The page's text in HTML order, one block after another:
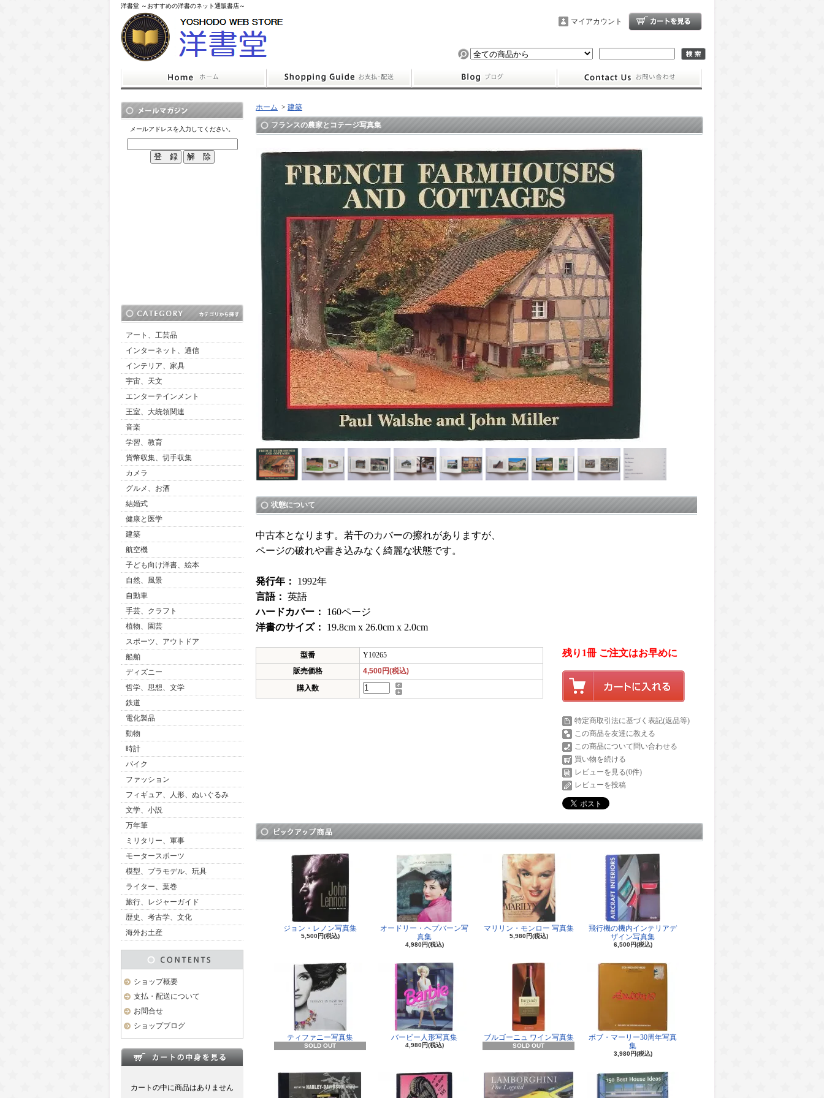
洋書堂 ～おすすめの洋書のネット通販書店～
マイアカウント
メールアドレスを入力してください。
アート、工芸品
インターネット、通信
インテリア、家具
宇宙、天文
エンターテインメント
王室、大統領関連
音楽
学習、教育
貨幣収集、切手収集
カメラ
グルメ、お酒
結婚式
健康と医学
建築
航空機
子ども向け洋書、絵本
自然、風景
自動車
手芸、クラフト
植物、園芸
スポーツ、アウトドア
船舶
ディズニー
哲学、思想、文学
鉄道
電化製品
動物
時計
バイク
ファッション
フィギュア、人形、ぬいぐるみ
文学、小説
万年筆
ミリタリー、軍事
モータースポーツ
模型、プラモデル、玩具
ライター、葉巻
旅行、レジャーガイド
歴史、考古学、文化
海外お土産
ショップ概要
支払・配送について
お問合せ
ショップブログ
カートの中に商品はありません
ホーム > 建築
フランスの農家とコテージ写真集
状態について
中古本となります。若干のカバーの擦れがありますが、
ページの破れや書き込みなく綺麗な状態です。
発行年：
1992年
言語： 英語
ハードカバー：
160ページ
洋書のサイズ：
19.8cm x 26.0cm x 2.0cm
型番
Y10265
販売価格
4,500円(税込)
購入数
残り1冊 ご注文はお早めに
特定商取引法に基づく表記(返品等)
この商品を友達に教える
この商品について問い合わせる
買い物を続ける
レビューを見る(0件)
レビューを投稿
ジョン・レノン写真集
5,500円(税込)
オードリー・ヘプバーン写
真集
4,980円(税込)
マリリン・モンロー 写真集
5,980円(税込)
飛行機の機内インテリアデ
ザイン写真集
6,500円(税込)
ティファニー写真集
SOLD OUT
バービー人形写真集
4,980円(税込)
ブルゴーニュ ワイン写真集
SOLD OUT
ボブ・マーリー30周年写真
集
3,980円(税込)